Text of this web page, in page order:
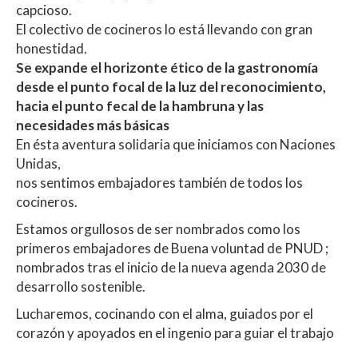
capcioso.
El colectivo de cocineros lo está llevando con gran
honestidad.
Se expande el horizonte ético de la gastronomía
desde el punto focal de la luz del reconocimiento,
hacia el punto fecal de la hambruna y las
necesidades más básicas
En ésta aventura solidaria que iniciamos con Naciones
Unidas,
nos sentimos embajadores también de todos los
cocineros.
Estamos orgullosos de ser nombrados como los
primeros embajadores de Buena voluntad de PNUD ;
nombrados tras el inicio de la nueva agenda 2030 de
desarrollo sostenible.
Lucharemos, cocinando con el alma, guiados por el
corazón y apoyados en el ingenio para guiar el trabajo